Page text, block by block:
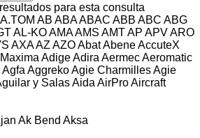
para esta consulta
A.TOM AB ABAABAC ABB ABC ABG
AL-KOAMAAMS AMTAP APVARO
AXAAZ AZOAbatAbeneAccuteX
AdigeAdira AermecAeromatic
Agfa AggrekoAgie CharmillesAgie
y SalasAida AirProAircraft
Ak Bend Aksa